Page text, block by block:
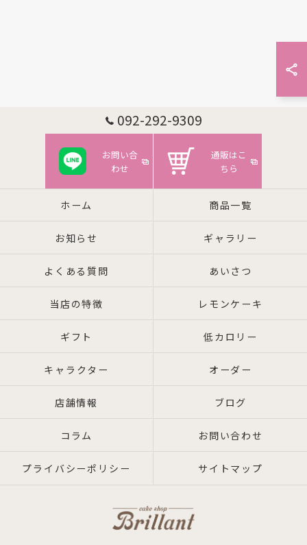
092-292-9309
お問い合
わせ
通販はこ
ちら
ホーム 商品一覧
お知らせ ギャラリー
よくある質問 あいさつ
当店の特徴 レモンケーキ
ギフト 低カロリー
キャラクター オーダー
店舗情報 ブログ
コラム お問い合わせ
プライバシーポリシー サイトマップ